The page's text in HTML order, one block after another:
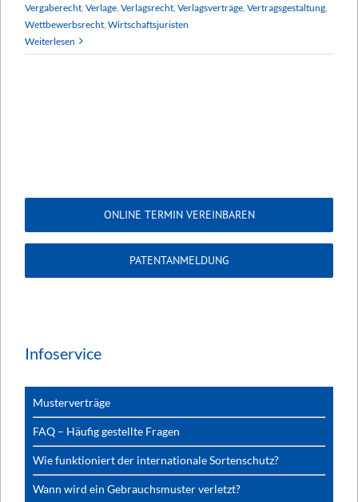
Vergaberecht Verlage Verlagsrecht Verlagsverträge Vertragsgestaltung
Wettbewerbsrecht Wirtschaftsjuristen
Weiterlesen
ONLINE TERMIN VEREINBAREN
PATENTANMELDUNG
Infoservice
Musterverträge
FAQ – Häufig gestellte Fragen
Wie funktioniert der internationale Sortenschutz?
Wann wird ein Gebrauchsmuster verletzt?